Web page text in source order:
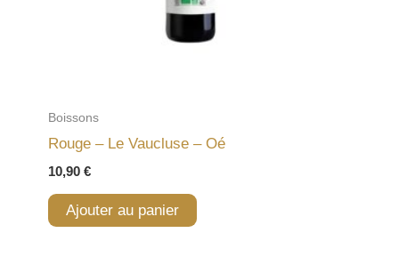
Boissons
Rouge – Le Vaucluse – Oé
10,90 €
Ajouter au panier